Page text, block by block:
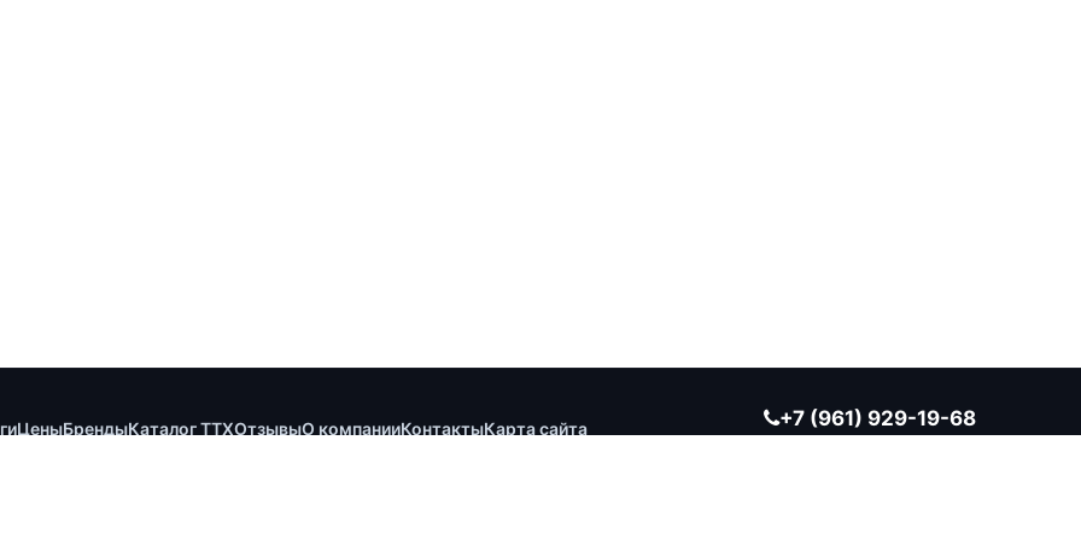
ЦеныБрендыКаталог ТТХОтзывыО компанииКонтактыКарта сайта +7 (961) 929-19-68